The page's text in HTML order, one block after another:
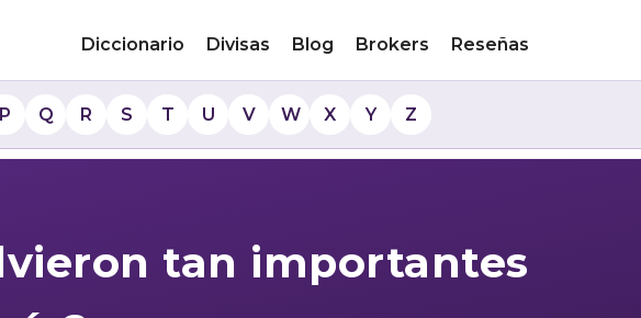
Diccionario Divisas Blog Brokers Reseñas
P Q R S T U V W X Y Z
tan importantes